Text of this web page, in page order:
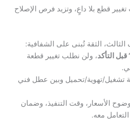
قطع بلا داعٍ، وتزيد فرص الإصلاح
الثقة تُبنى على الشفافية:
التأكد، ولن نطلب تغيير قطعة
تشغيل/تهوية/تحميل وبين عطل فني
الأسعار، وقت التنفيذ، وضمان
معه.